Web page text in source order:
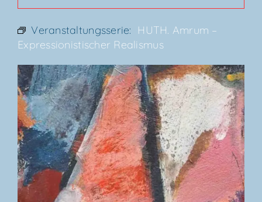
Veranstaltungsserie:
HUTH. Amrum –
Expres­sio­nis­ti­scher Realismus